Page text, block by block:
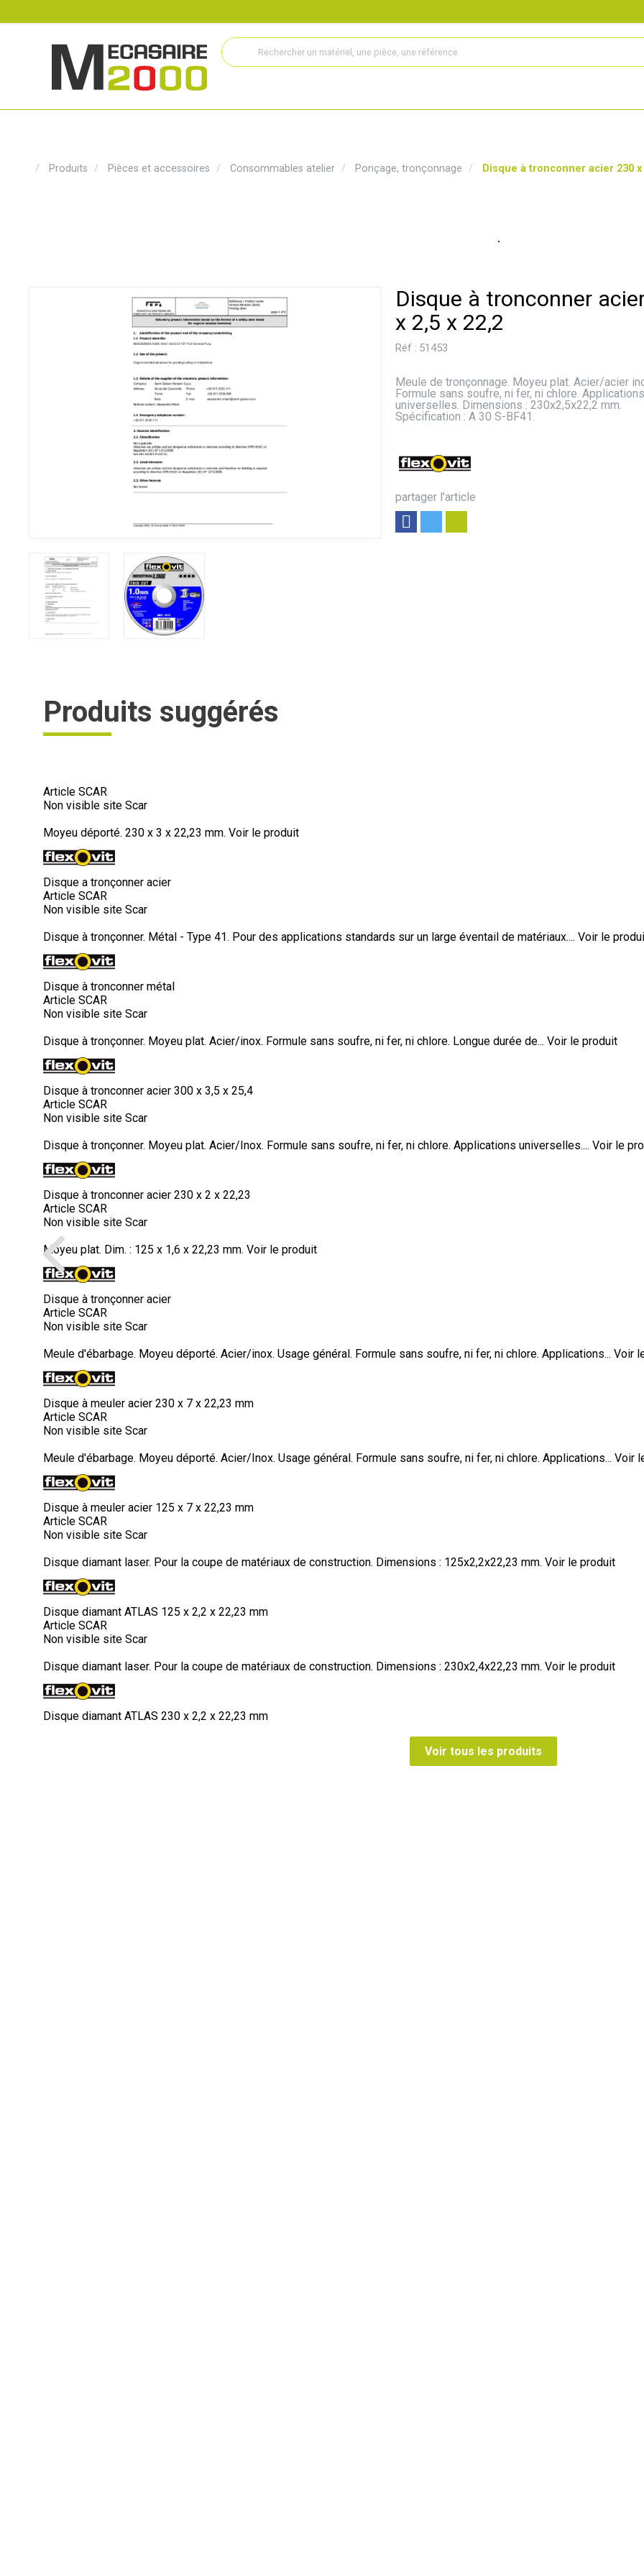
Produits Pièces et accessoires Consommables atelier Ponçage, tronçonnage Disque à tronconner acier 230 x
Disque à tronconner
x 2,5 x 22,2
Réf : 51453
partager l'article
Meule de tronçonnage. Moyeu plat. Acier/acier
Formule sans soufre, ni fer, ni chlore. Applications
universelles. Dimensions : 230x2,5x22,2 mm.
Spécification : A 30 S-BF41.
Produits suggérés
Article SCAR
Non visible site Scar
Moyeu déporté. 230 x 3 x 22,23 mm. Voir le produit
Disque a tronçonner acier
Article SCAR
Non visible site Scar
Disque à tronçonner. Métal - Type 41. Pour des applications standards sur un large éventail de matériaux.... Voir le
Disque à tronconner métal
Article SCAR
Non visible site Scar
Disque à tronçonner. Moyeu plat. Acier/inox. Formule sans soufre, ni fer, ni chlore. Longue durée de... Voir le produit
Disque à tronconner acier 300 x 3,5 x 25,4
Article SCAR
Non visible site Scar
Disque à tronçonner. Moyeu plat. Acier/Inox. Formule sans soufre, ni fer, ni chlore. Applications universelles.... Voir le
Disque à tronconner acier 230 x 2 x 22,23
Article SCAR
Non visible site Scar
Moyeu plat. Dim. : 125 x 1,6 x 22,23 mm. Voir le produit
Disque à tronçonner acier
Article SCAR
Non visible site Scar
Meule d'ébarbage. Moyeu déporté. Acier/inox. Usage général. Formule sans soufre, ni fer, ni chlore. Applications... Voir
Disque à meuler acier 230 x 7 x 22,23 mm
Article SCAR
Non visible site Scar
Meule d'ébarbage. Moyeu déporté. Acier/Inox. Usage général. Formule sans soufre, ni fer, ni chlore. Applications... Voir
Disque à meuler acier 125 x 7 x 22,23 mm
Article SCAR
Non visible site Scar
Disque diamant laser. Pour la coupe de matériaux de construction. Dimensions : 125x2,2x22,23 mm. Voir le produit
Disque diamant ATLAS 125 x 2,2 x 22,23 mm
Article SCAR
Non visible site Scar
Disque diamant laser. Pour la coupe de matériaux de construction. Dimensions : 230x2,4x22,23 mm. Voir le produit
Disque diamant ATLAS 230 x 2,2 x 22,23 mm
Voir tous les produits